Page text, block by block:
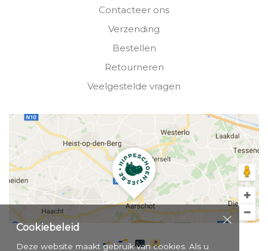
Contacteer ons
Verzending
Bestellen
Retourneren
Veelgestelde vragen
Cookiebeleid
Deze website maakt gebruik van cookies. Als u